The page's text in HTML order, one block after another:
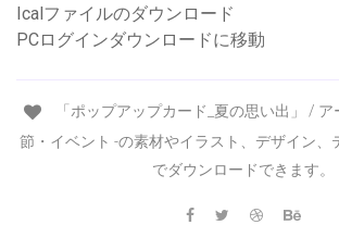
Icalファイルのダウンロード
PCログインダウンロードに移動
「ポップアップカード_夏の思い出」 /
節・イベント -の素材やイラスト、デザイン、
でダウンロードできます。